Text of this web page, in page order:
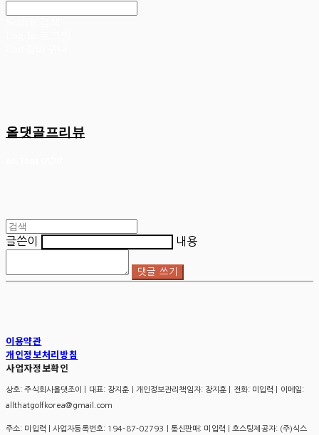
올댓골프리뷰
글쓴이 내용
댓글 쓰기
이용약관
개인정보처리방침
사업자정보확인
상호: 주식회사올댓조이 | 대표: 장지훈 | 개인정보관리책임자: 장지훈 | 전화: 미입력 | 이메일:
allthatgolfkorea@gmail.com
주소: 미입력 | 사업자등록번호: 194-87-02793 | 통신판매: 미입력 | 호스팅제공자: (주)식스